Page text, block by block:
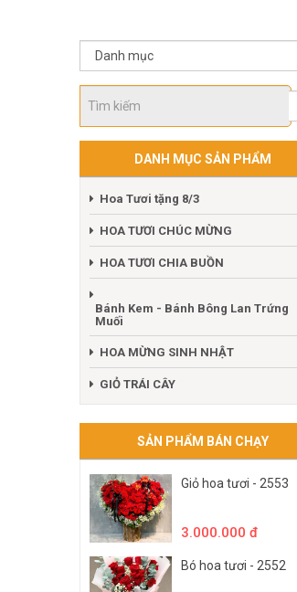
DANH MỤC SẢN PHẨM
Hoa Tươi tặng 8/3
HOA TƯƠI CHÚC MỪNG
HOA TƯƠI CHIA BUỒN
Bánh Kem - Bánh Bông Lan Trứng
Muối
HOA MỪNG SINH NHẬT
GIỎ TRÁI CÂY
SẢN PHẨM BÁN CHẠY
Giỏ hoa tươi - 2553
3.000.000 đ
Bó hoa tươi - 2552